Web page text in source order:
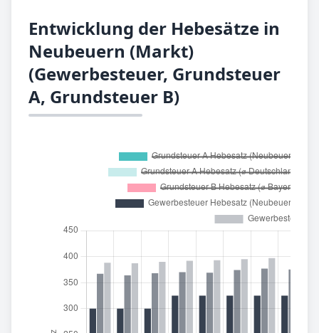
Entwicklung der Hebesätze in
Neubeuern (Markt)
(Gewerbesteuer, Grundsteuer
A, Grundsteuer B)